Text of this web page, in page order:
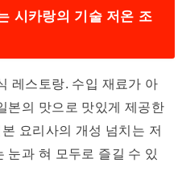
시카랑의 기술 저온 조
레스토랑. 수입 재료가 아
본의 맛으로 맛있게 제공한
요리사의 개성 넘치는 저
눈과 혀 모두로 즐길 수 있